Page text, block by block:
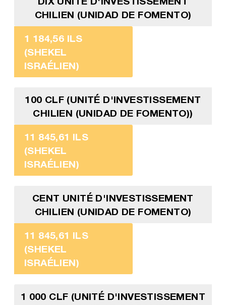
CHILIEN (UNIDAD DE FOMENTO)
1 184,56 ILS
(SHEKEL
ISRAÉLIEN)
100 CLF (UNITÉ D'INVESTISSEMENT
CHILIEN (UNIDAD DE FOMENTO))
11 845,61 ILS
(SHEKEL
ISRAÉLIEN)
CENT UNITÉ D'INVESTISSEMENT
CHILIEN (UNIDAD DE FOMENTO)
11 845,61 ILS
(SHEKEL
ISRAÉLIEN)
1 000 CLF (UNITÉ D'INVESTISSEMENT